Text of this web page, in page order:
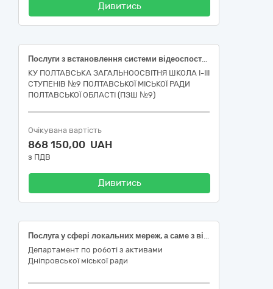
Дивитись
Послуги з встановлення системи відеоспостереження у Полтавській загальноосвітній школі І-ІІІ ступенів № 9 Полтавської міської ради Полтавської області, за адресою: м. Полтава, вул. Шведська, 3
КУ ПОЛТАВСЬКА ЗАГАЛЬНООСВІТНЯ ШКОЛА І-ІІІ
СТУПЕНІВ №9 ПОЛТАВСЬКОЇ МІСЬКОЇ РАДИ
ПОЛТАВСЬКОЇ ОБЛАСТІ (ПЗШ №9)
Очікувана вартість
868 150,00 UAH
з ПДВ
Дивитись
Послуга у сфері локальних мереж, а саме з відновлення локальної обчислювальної мережі Головного архітектурно – планувального управління Департаменту по роботі з активами Дніпровської міської ради
Департамент по роботі з активами
Дніпровської міської ради